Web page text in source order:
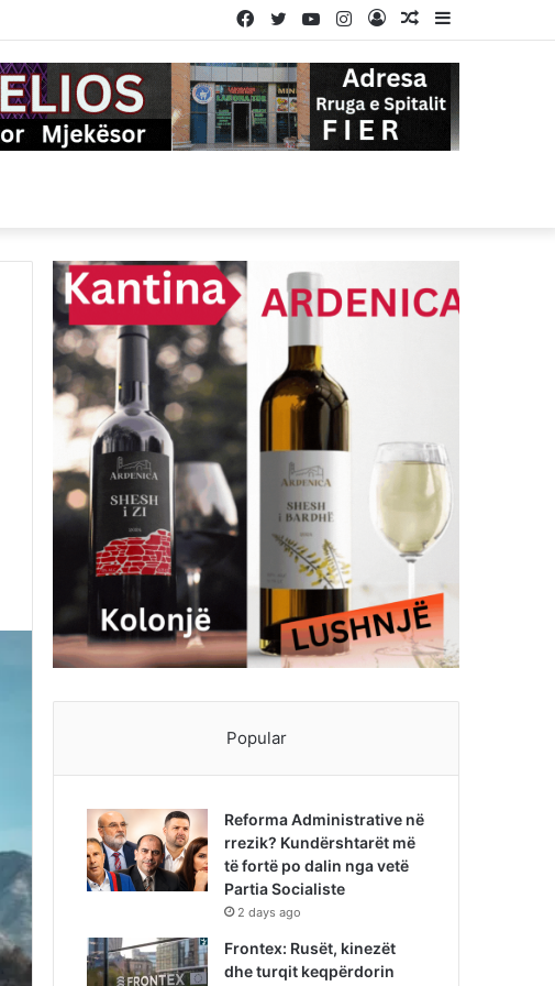
Sidebar
Random
Log
Instagram
YouTube
Twitter
Facebook
Popular
Reforma Administrative në
rrezik? Kundërshtarët më
të fortë po dalin nga vetë
Partia Socialiste
2 days ago
Frontex: Rusët, kinezët
dhe turqit keqpërdorin